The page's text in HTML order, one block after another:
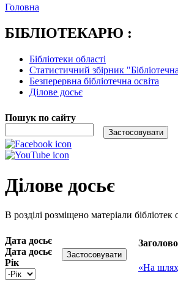
Головна
БІБЛІОТЕКАРЮ :
Бібліотеки області
Статистичний збірник
Безперервна бібліотечна освіта
Ділове досьє
Пошук по сайту
Ділове досьє
В розділі розміщено матеріали
Дата досьє
Дата досьє
Рік
«На